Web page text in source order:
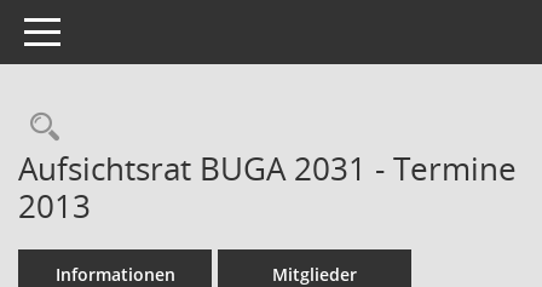
Toggle navigation
Rechercheauswahl
Aufsichtsrat BUGA 2031 - Termine
2013
Informationen Mitglieder